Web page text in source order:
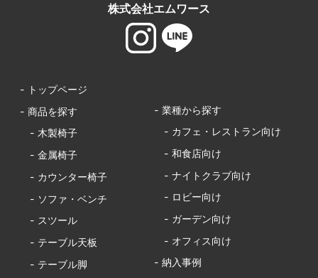
株式会社エムワース
- トップページ
- 商品を探す
- 木製椅子
- 金属椅子
- カウンター椅子
- ソファ・ベンチ
- スツール
- テーブル天板
- テーブル脚
- 業種から探す
- カフェ・レストラン向け
- 和食店向け
- ナイトクラブ向け
- ロビー向け
- ガーデン向け
- オフィス向け
- 納入事例